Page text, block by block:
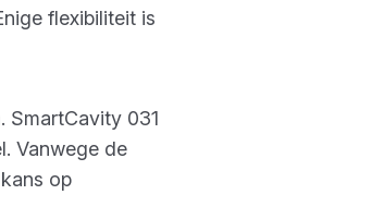
flexibiliteit is
SmartCavity 031
Vanwege de
op